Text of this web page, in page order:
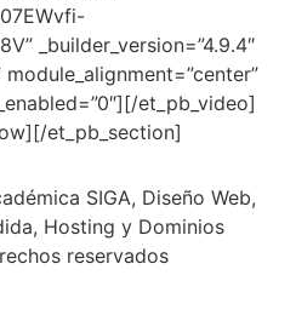
_builder_version=”4.9.4″
module_alignment=”center”
et_pb_video]
et_pb_section]
SIGA, Diseño Web,
Hosting y Dominios
reservados